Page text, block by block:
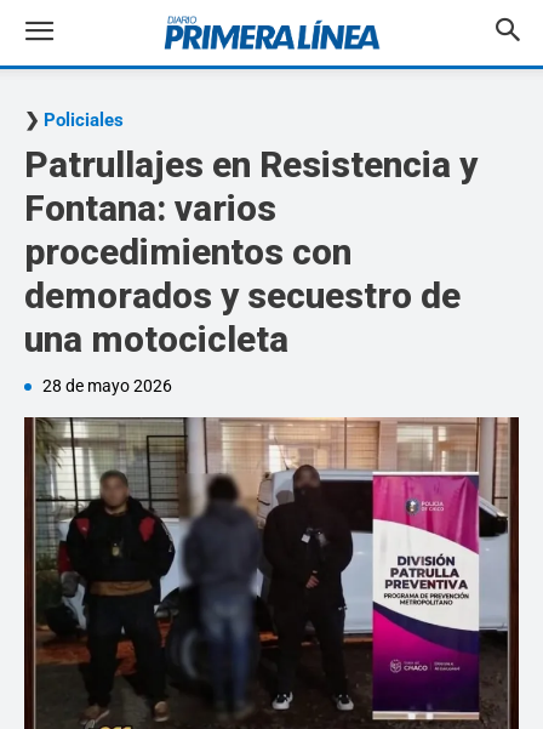
Policiales
Patrullajes en Resistencia y
Fontana: varios
procedimientos con
demorados y secuestro de
una motocicleta
28 de mayo 2026